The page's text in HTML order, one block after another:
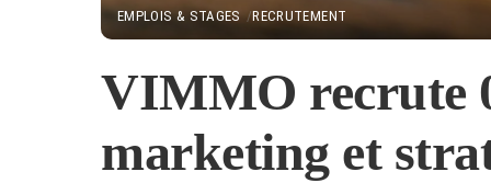
EMPLOIS & STAGES RECRUTEMENT
VIMMO recrute
marketing et